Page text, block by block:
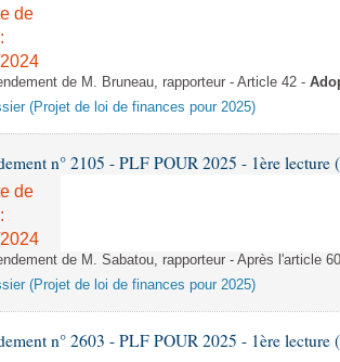
de
de M. Bruneau, rapporteur - Article 42 -
(Projet de loi de finances pour 2025)
n° 2105 - PLF POUR 2025 - 1ère lecture
de
de M. Sabatou, rapporteur - Après l'article
(Projet de loi de finances pour 2025)
n° 2603 - PLF POUR 2025 - 1ère lecture